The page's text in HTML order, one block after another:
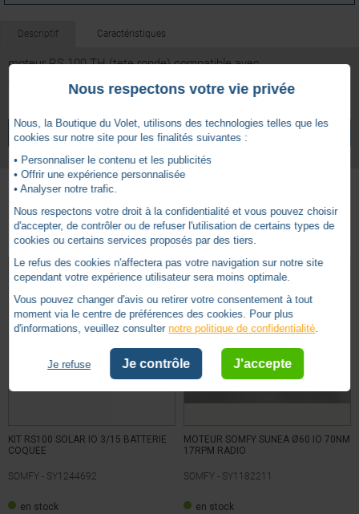
Descriptif Caractéristiques
moteur RS 100 TH (tete ronde) compatible avec
adaptation SUPPORT MOTEUR RH MDA REF : SY9029726
VOIR TOUS LES ARTICLESSOMFY
Autres produits - Somfy Radio IO
KIT RS100 SOLAR IO 3/15 BATTERIE
COQUEE
SOMFY - SY1244692
en stock
MOTEUR SOMFY SUNEA Ø60 IO 70NM
17RPM RADIO
SOMFY - SY1182211
en stock
Nous respectons votre vie privée
Nous, la Boutique du Volet, utilisons des technologies telles que les
cookies sur notre site pour les finalités suivantes :
• Personnaliser le contenu et les publicités
• Offrir une expérience personnalisée
• Analyser notre trafic.
Nous respectons votre droit à la confidentialité et vous pouvez choisir
d'accepter, de contrôler ou de refuser l'utilisation de certains types de
cookies ou certains services proposés par des tiers.
Le refus des cookies n'affectera pas votre navigation sur notre site
cependant votre expérience utilisateur sera moins optimale.
Vous pouvez changer d'avis ou retirer votre consentement à tout
moment via le centre de préférences des cookies. Pour plus
d'informations, veuillez consulter notre politique de confidentialité.
Je refuse Je contrôle J'accepte